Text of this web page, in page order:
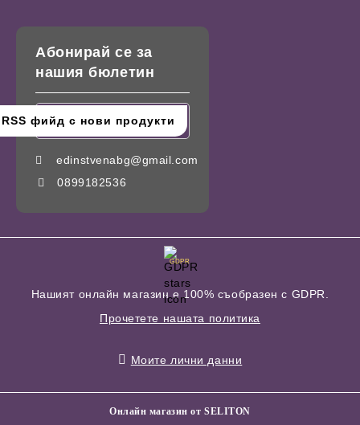
Абонирай се за
нашия бюлетин
edinstvenabg@gmail.com
0899182536
GDPR
Нашият онлайн магазин е 100% съобразен с GDPR.
Прочетете нашата политика
Моите лични данни
Онлайн магазин от SELITON